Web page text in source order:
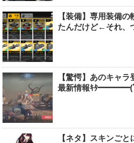
【装備】専用装備
たんだけど←それ、
【驚愕】あのキャ
最新情報ｷﾀ
【ネタ】スキンご